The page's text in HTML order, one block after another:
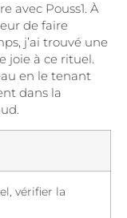
avec Pouss1. À
de faire
j’ai trouvé une
joie à ce rituel.
en le tenant
dans la
vérifier la